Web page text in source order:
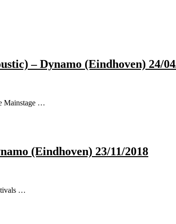
– Dynamo (Eindhoven) 24/
Mainstage …
(Eindhoven) 23/11/2018
…